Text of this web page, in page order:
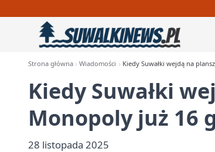
Strona główna Wiadomości Kiedy Suwałki wejdą na
Kiedy Suwałki
Monopoly już 16
28 listopada 2025